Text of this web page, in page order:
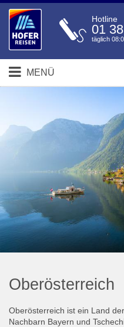
Hotline
01
täglich
MENÜ
Oberösterreich
Oberösterreich ist ein Land der
Nachbarn Bayern und